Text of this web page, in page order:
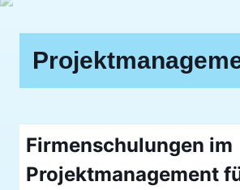
Firmenschulungen im
Projektmanagement